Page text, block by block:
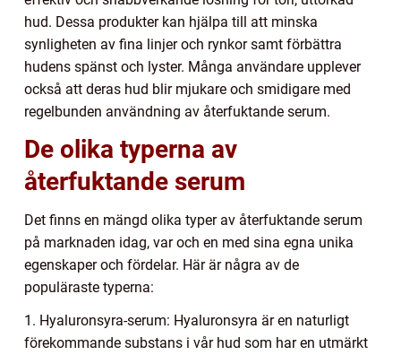
hud. Dessa produkter kan hjälpa till att minska
synligheten av fina linjer och rynkor samt förbättra
hudens spänst och lyster. Många användare upplever
också att deras hud blir mjukare och smidigare med
regelbunden användning av återfuktande serum.
De olika typerna av
återfuktande serum
Det finns en mängd olika typer av återfuktande serum
på marknaden idag, var och en med sina egna unika
egenskaper och fördelar. Här är några av de
populäraste typerna:
1. Hyaluronsyra-serum: Hyaluronsyra är en naturligt
förekommande substans i vår hud som har en utmärkt